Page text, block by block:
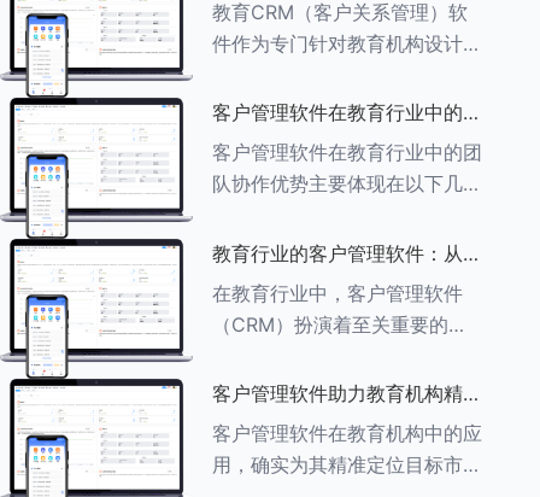
大的学员信息管理功能，能够集
中存储
教育CRM（客户关系管理）软
件作为专门针对教育机构设计的
影响力方面发挥着重要作用。以
下详细分析教育CRM软件如何
助力提升教育品牌影响力：
###一、
客户管理软件在教育行业中的团
队协作优势
客户管理软件在教育行业中的团
队协作优势主要体现在以下几个
与共享 客户管理软件作为强大
的信息存储库，能够整合并记录
学生的基本信息（如姓名、年
龄、联
教育行业的客户管理软件：从招
生到毕业的全方位管理
在教育行业中，客户管理软件
（CRM）扮演着至关重要的角
全方位管理，提升教育机构的管
理效率和学员满意度。以下是一
些适合教育行业的CRM软件及
其功能特点：
客户管理软件助力教育机构精准
定位目标市场
客户管理软件在教育机构中的应
用，确实为其精准定位目标市场